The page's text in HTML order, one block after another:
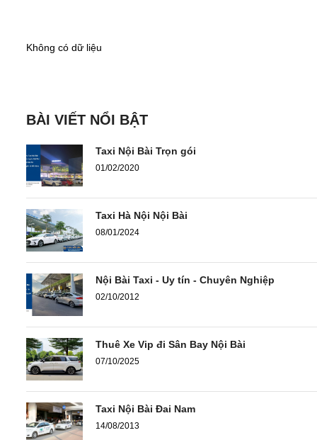
Không có dữ liệu
BÀI VIẾT NỔI BẬT
Taxi Nội Bài Trọn gói
01/02/2020
Taxi Hà Nội Nội Bài
08/01/2024
Nội Bài Taxi - Uy tín - Chuyên Nghiệp
02/10/2012
Thuê Xe Vip đi Sân Bay Nội Bài
07/10/2025
Taxi Nội Bài Đai Nam
14/08/2013